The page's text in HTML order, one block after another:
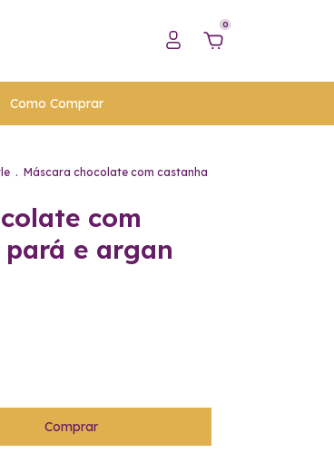
0
Como Comprar
. Máscara chocolate com castanha
com
e argan